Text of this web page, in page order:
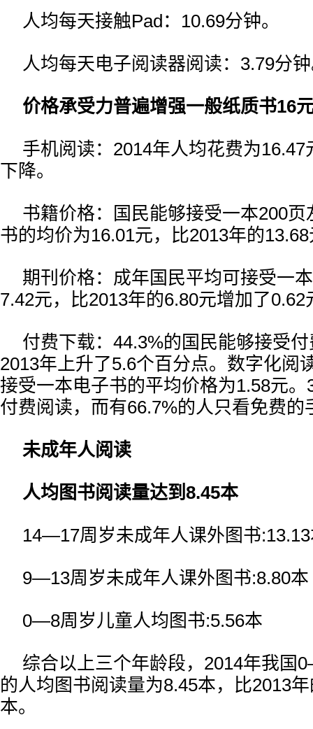
人均每天接触Pad：10.69分钟。
人均每天电子阅读器阅读：3.79分
价格承受力普遍增强一般纸质书16
手机阅读：2014年人均花费为16.47
下降。
书籍价格：国民能够接受一本200
书的均价为16.01元，比2013年的
期刊价格：成年国民平均可接受一
7.42元，比2013年的6.80元增加了0.62
付费下载：44.3%的国民能够接受
2013年上升了5.6个百分点。数字化阅
接受一本电子书的平均价格为1.58元
付费阅读，而有66.7%的人只看免费的
未成年人阅读
人均图书阅读量达到8.45本
14—17周岁未成年人课外图书
9—13周岁未成年人课外图书:8.80本
0—8周岁儿童人均图书:5.56本
综合以上三个年龄段，2014年我国
的人均图书阅读量为8.45本，比2013
本。